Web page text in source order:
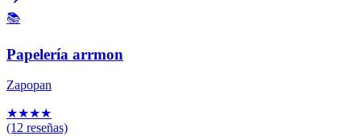
📚
Papelería arrmon
Zapopan
★★★★
(12 reseñas)